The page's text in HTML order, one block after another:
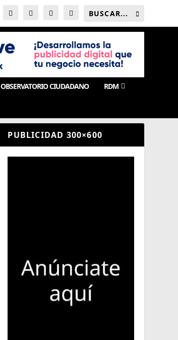
OBSERVATORIO CIUDADANO RDM
PUBLICIDAD 300×600